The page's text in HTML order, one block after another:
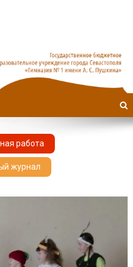
работа
журнал